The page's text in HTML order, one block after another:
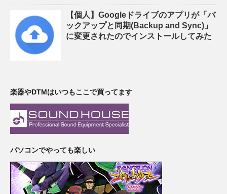
【個人】Googleドライブのアプリが「バ
ックアップと同期(Backup and Sync)」
に変更されたのでインストールしてみた
楽器やDTMはいつもここで買ってます
パソコンでやっても楽しい